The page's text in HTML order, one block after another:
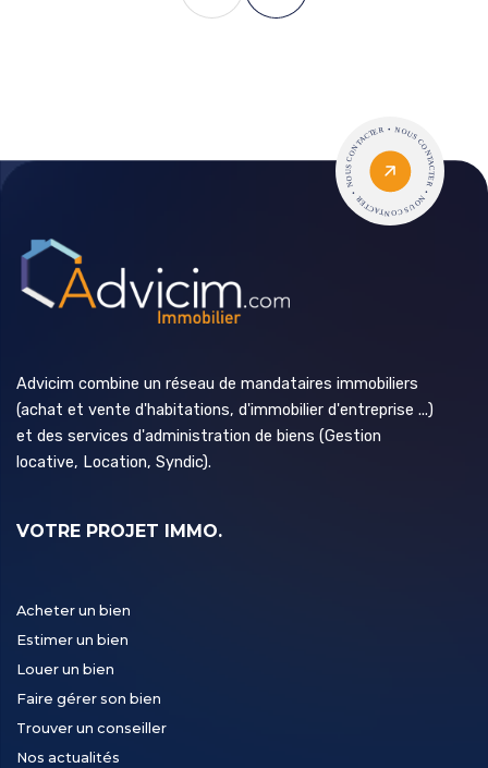
Advicim combine un réseau de mandataires immobiliers
(achat et vente d'habitations, d'immobilier d'entreprise ...)
et des services d'administration de biens (Gestion
locative, Location, Syndic).
VOTRE PROJET IMMO.
Acheter un bien
Estimer un bien
Louer un bien
Faire gérer son bien
Trouver un conseiller
Nos actualités